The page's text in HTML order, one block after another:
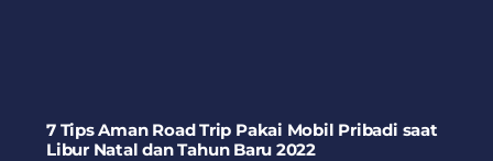
7 Tips Aman Road Trip Pakai Mobil Pribadi saat
Libur Natal dan Tahun Baru 2022